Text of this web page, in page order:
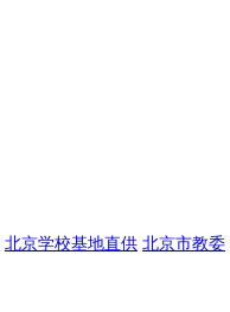
北京学校基地直供 北京市教委